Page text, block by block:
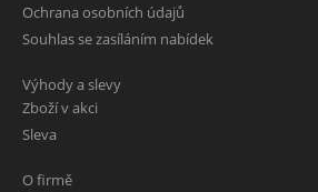
Ochrana osobních údajů
Souhlas se zasíláním nabídek
Výhody a slevy
Zboží v akci
Sleva
O firmě